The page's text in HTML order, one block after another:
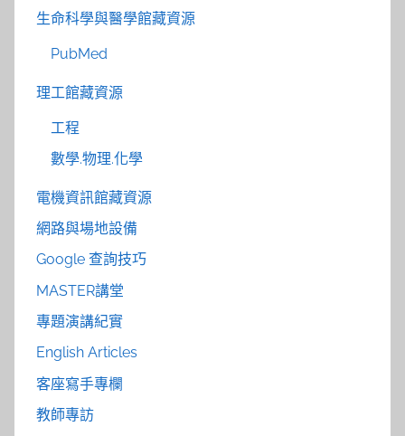
生命科學與醫學館藏資源
PubMed
理工館藏資源
工程
數學.物理.化學
電機資訊館藏資源
網路與場地設備
Google 查詢技巧
MASTER講堂
專題演講紀實
English Articles
客座寫手專欄
教師專訪